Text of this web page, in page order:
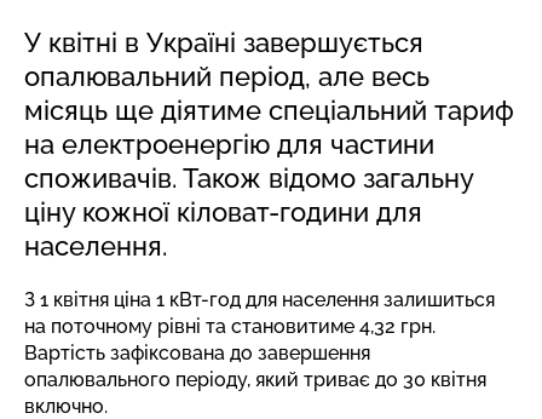
У квітні в Україні завершується
опалювальний період, але весь
місяць ще діятиме спеціальний тариф
на електроенергію для частини
споживачів. Також відомо загальну
ціну кожної кіловат-години для
населення.
З 1 квітня ціна 1 кВт-год для населення залишиться
на поточному рівні та становитиме 4,32 грн.
Вартість зафіксована до завершення
опалювального періоду, який триває до 30 квітня
включно.